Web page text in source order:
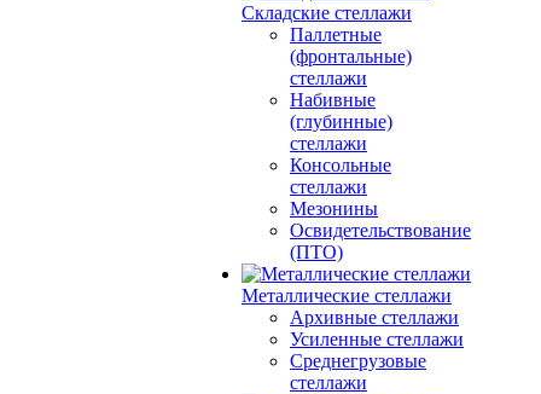
Складские стеллажи
Паллетные
(фронтальные)
стеллажи
Набивные
(глубинные)
стеллажи
Консольные
стеллажи
Мезонины
Освидетельствование
(ПТО)
Металлические стеллажи
Архивные стеллажи
Усиленные стеллажи
Среднегрузовые
стеллажи